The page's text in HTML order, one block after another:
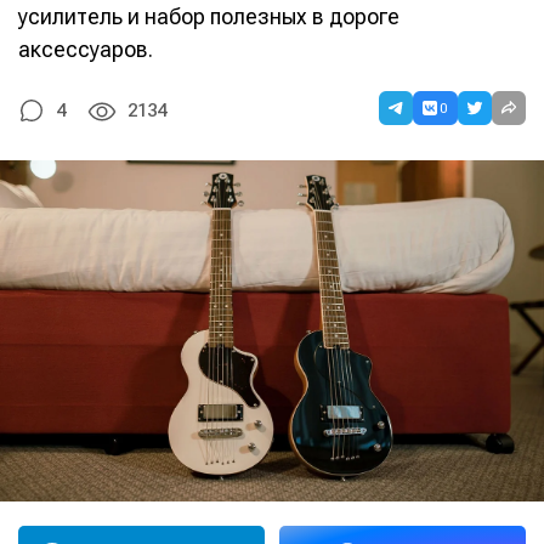
усилитель и набор полезных в дороге
аксессуаров.
4 2134 0